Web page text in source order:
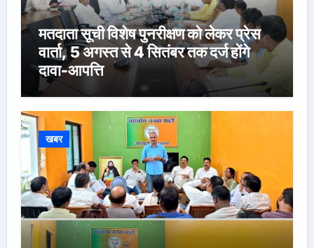
मतदाता सूची विशेष पुनरीक्षण को लेकर प्रेस
वार्ता, 5 अगस्त से 4 सितंबर तक दर्ज होंगे
दावा-आपत्ति
खबर